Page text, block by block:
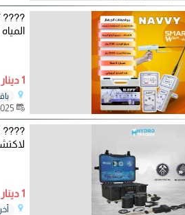
1 دينار
1 دينار